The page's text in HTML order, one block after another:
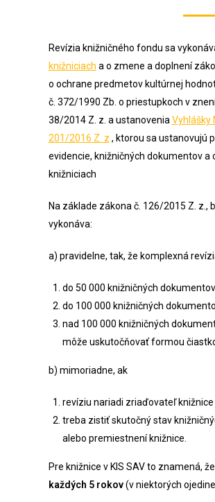
Revízia knižničného fondu sa
knižniciach a o zmene a doplnení
o ochrane predmetov kultúrnej
č. 372/1990 Zb. o priestupkoch v
38/2014 Z. z. a ustanovenia Vyhlášky
201/2016 Z. z , ktorou sa ustanovujú
evidencie, knižničných dokumentov
knižniciach
Na základe zákona č. 126/2015 Z. z.,
vykonáva:
a) pravidelne, tak, že komplexná
do 50 000 knižničných
do 100 000 knižničných
nad 100 000 knižničných
môže uskutočňovať formou
b) mimoriadne, ak
revíziu nariadi zriaďovateľ
treba zistiť skutočný stav
alebo premiestnení knižnice.
Pre knižnice v KIS SAV to znamená, že
každých 5 rokov(v niektorých